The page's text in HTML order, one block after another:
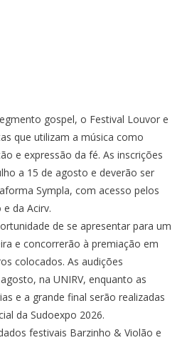
gospel, o Festival Louvor e
que utilizam a música como
e expressão da fé. As inscrições
a 15 de agosto e deverão ser
Sympla, com acesso pelos
da Acirv.
de se apresentar para um
e concorrerão à premiação em
colocados. As audições
na UNIRV, enquanto as
e a grande final serão realizadas
da Sudoexpo 2026.
festivais Barzinho & Violão e